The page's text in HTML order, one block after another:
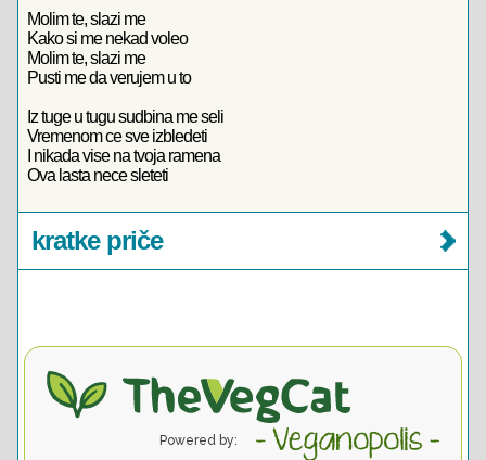
Molim te, slazi me
Kako si me nekad voleo
Molim te, slazi me
Pusti me da verujem u to
Iz tuge u tugu sudbina me seli
Vremenom ce sve izbledeti
I nikada vise na tvoja ramena
Ova lasta nece sleteti
kratke priče